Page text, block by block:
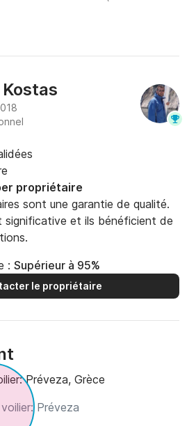
Kostas
propriétaire
sont une garantie de qualité.
significative et ils bénéficient de
: Supérieur à 95%
le propriétaire
Préveza, Grèce